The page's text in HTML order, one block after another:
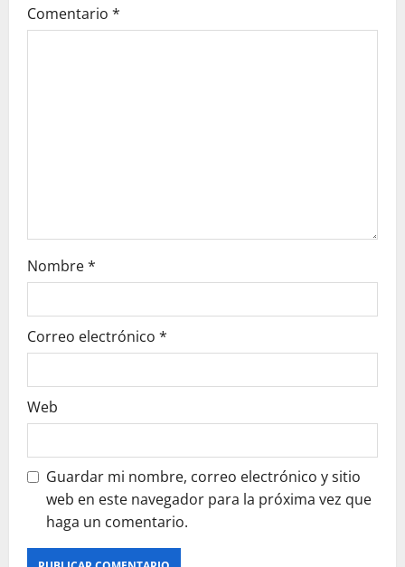
a
Comentario *
Nombre*
Correo electrónico *
Web
Guardar mi nombre, correo electrónico y sitio
web en este navegador para la próxima vez que
haga un comentario.